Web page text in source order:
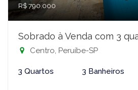
R$ 790.000
Sobrado à Venda com 3
Centro, Peruíbe-SP
3 Quartos 3 Banheiros